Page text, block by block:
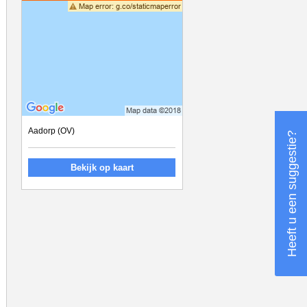
Aadorp (OV)
Bekijk op kaart Heeft u een suggestie?